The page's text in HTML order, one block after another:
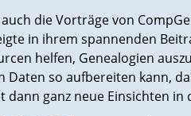
die Vorträge von
in ihrem spannenden
helfen, Genealogien
Daten so aufbereiten kann,
dann ganz neue Einsichten in